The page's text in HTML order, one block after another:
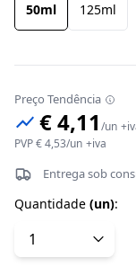
50ml 125ml
Preço Tendência
€ 4,11 /un
PVP€ 4,53/un +iva
Entrega sob
Quantidade (un):